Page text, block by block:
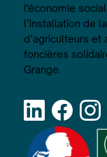
l'économie
l’installation de
d’agriculteurs et
foncières
Grange.